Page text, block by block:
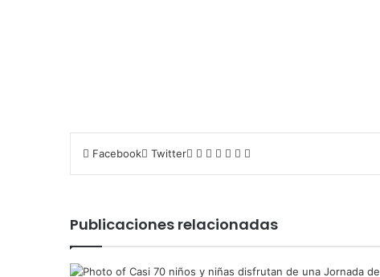
Facebook Twitter LinkedIn
Tumblr
Pinterest
Reddit
VKontakte
Compartir
Publicaciones relacionadas